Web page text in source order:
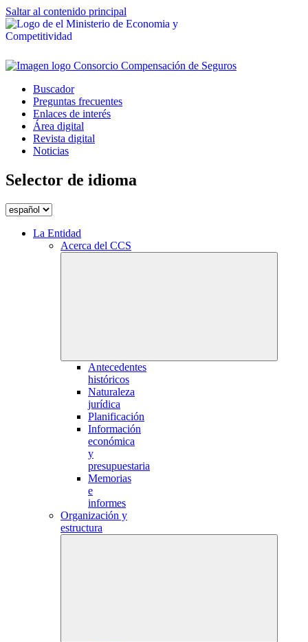
Saltar al contenido principal
Buscador
Preguntas frecuentes
Enlaces de interés
Área digital
Revista digital
Noticias
Selector de idioma
La Entidad
Acerca del CCS
Antecedentes
históricos
Naturaleza
jurídica
Planificación
Información
económica
y
presupuestaria
Memorias
e
informes
Organización y
estructura